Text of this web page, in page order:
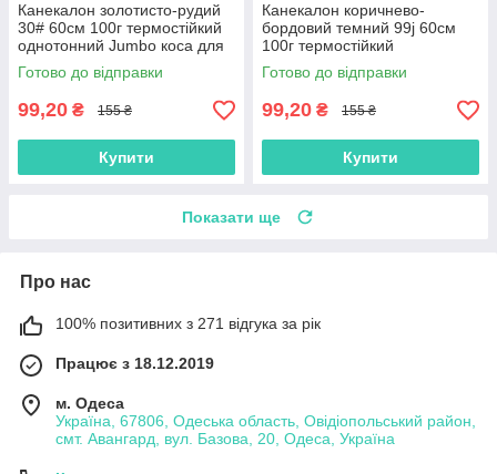
Канекалон золотисто-рудий
30# 60см 100г термостійкий
однотонний Jumbo коса для
плетіння афро кіски дред
брейдів
Готово до відправки
99,20 ₴ 155 ₴
Купити
Канекалон коричнево-
бордовий темний 99j 60см
100г термостійкий
однотонний Jumbo коса для
плетіння афро кіски дред
брейдів
Готово до відправки
99,20 ₴ 155 ₴
Купити
Показати ще
Про нас
100% позитивних з 271 відгука за рік
Працює з 18.12.2019
м. Одеса
Україна, 67806, Одеська область, Овідіопольський район,
смт. Авангард, вул. Базова, 20, Одеса, Україна